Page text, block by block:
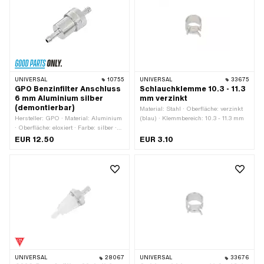
UNIVERSAL 10755
GPO Benzinfilter Anschluss
6 mm Aluminium silber
(demontierbar)
Hersteller: GPO · Material: Aluminium
· Oberfläche: eloxiert · Farbe: silber ·
Filterart: Sintermetall · zerlegbar: Ja ·
mm · Ø aussen: 22 mm · Ø aussen:
Gesamtlänge: 77 mm
EUR 12.50
UNIVERSAL 33675
Schlauchklemme 10.3 - 11.3
mm verzinkt
Material: Stahl · Oberfläche: verzinkt
(blau) · Klemmbereich: 10.3 - 11.3 mm
EUR 3.10
UNIVERSAL 28067 UNIVERSAL 33676